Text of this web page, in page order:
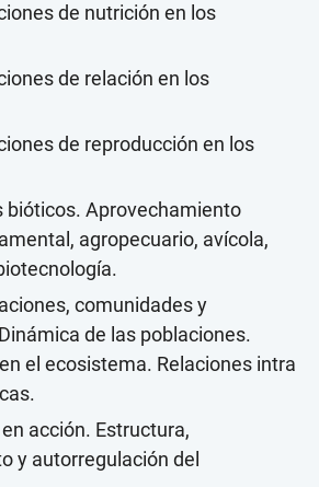
de nutrición en los
de relación en los
de reproducción en los
bióticos. Aprovechamiento
agropecuario, avícola,
comunidades y
de las poblaciones.
el ecosistema. Relaciones intra
acción. Estructura,
y autorregulación del